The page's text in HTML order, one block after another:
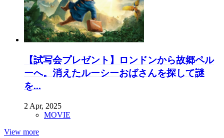
【試写会プレゼント】ロンドンから故郷ペル
ーへ。消えたルーシーおばさんを探して謎
を...
2 Apr, 2025
MOVIE
View more